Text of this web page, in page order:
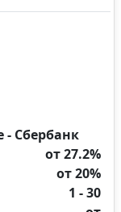
- Сбербанк
от 27.2%
от 20%
1 - 30